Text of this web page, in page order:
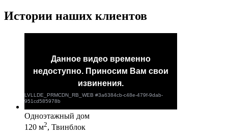
Истории наших клиентов
Одноэтажный дом
120 м2, Твинблок